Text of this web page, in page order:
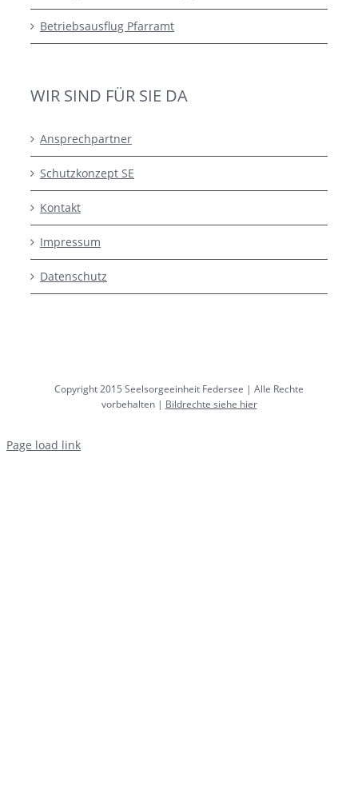
Betriebsausflug Pfarramt
WIR SIND FÜR SIE DA
Ansprechpartner
Schutzkonzept SE
Kontakt
Impressum
Datenschutz
Copyright 2015 Seelsorgeeinheit Federsee | Alle Rechte
vorbehalten | Bildrechte siehe hier
Page load link